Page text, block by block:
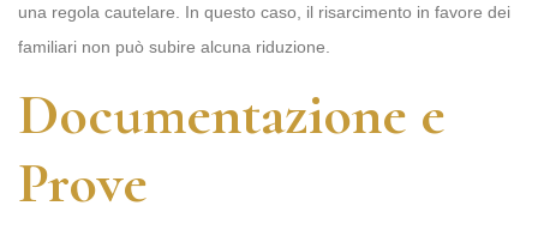
una regola cautelare. In questo caso, il risarcimento in favore dei
familiari non può subire alcuna riduzione.
Documentazione e
Prove